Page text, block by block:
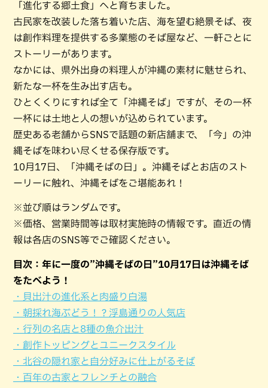
「進化する郷土食」へと育ちました。
古民家を改装した落ち着いた店、海を望む絶景そば、夜
は創作料理を提供する多業態のそば屋など、一軒ごとに
ストーリーがあります。
なかには、県外出身の料理人が沖縄の素材に魅せられ、
新たな一杯を生み出す店も。
ひとくくりにすれば全て「沖縄そば」ですが、その一杯
一杯には土地と人の想いが込められています。
歴史ある老舗からSNSで話題の新店舗まで、「今」の沖
縄そばを味わい尽くせる保存版です。
10月17日、「沖縄そばの日」。沖縄そばとお店のスト
ーリーに触れ、沖縄そばをご堪能あれ！
※並び順はランダムです。
※価格、営業時間等は取材実施時の情報です。直近の情
報は各店のSNS等でご確認ください。
目次：年に一度の”沖縄そばの日”10月17日は沖縄そば
をたべよう！
・貝出汁の進化系と肉盛り白湯
・朝採れ海ぶどう！？浮島通りの人気店
・行列の名店と8種の魚介出汁
・創作トッピングとユニークスタイル
・北谷の隠れ家と自分好みに仕上がるそば
・百年の古家とフレンチとの融合